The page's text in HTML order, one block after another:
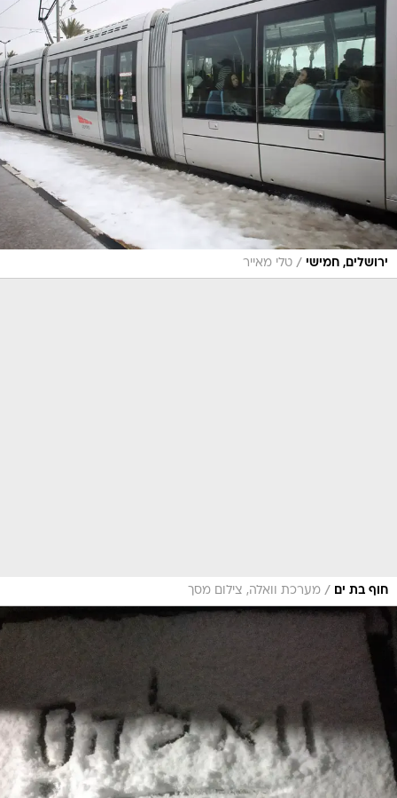
ירושלים, חמישי / טלי מאייר
חוף בת ים / מערכת וואלה, צילום מסך